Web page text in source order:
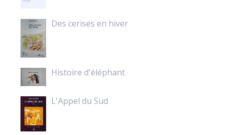
Des cerises en hiver
Histoire d'éléphant
L'Appel du Sud